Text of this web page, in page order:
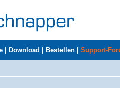
Download Bestellen Support-